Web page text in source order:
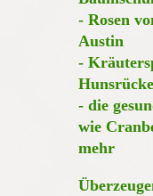
- Rosen
Austin
-
- die
wie
mehr